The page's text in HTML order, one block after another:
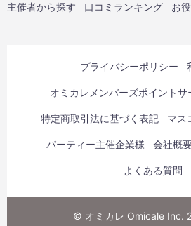
主催者から探す 口コミランキング お
プライバシーポリシー
オミカレメンバーズポイントサ
特定商取引法に基づく表記 マス
パーティー主催企業様 会社概
よくある質問
© オミカレ Omicale Inc.